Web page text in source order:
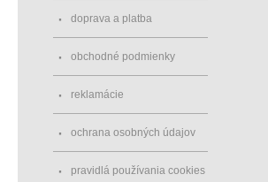
doprava a platba
obchodné podmienky
reklamácie
ochrana osobných údajov
pravidlá používania cookies